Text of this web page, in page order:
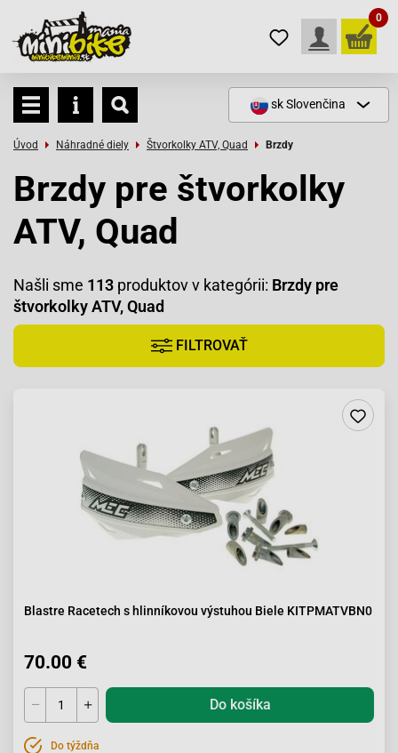
0
skSlovenčina
Úvod Náhradné diely Štvorkolky ATV, Quad Brzdy
Brzdy pre štvorkolky
ATV, Quad
Našli sme 113 produktov v kategórii: Brzdy pre
štvorkolky ATV, Quad
FILTROVAŤ
Blastre Racetech s hlinníkovou výstuhou Biele KITPMATVBN0
70.00 €
Do košíka
Do týždňa